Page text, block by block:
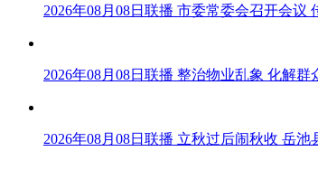
2026年08月08日联播 市委常委会召开会
2026年08月08日联播 整治物业乱象 化解群
2026年08月08日联播 立秋过后闹秋收 岳